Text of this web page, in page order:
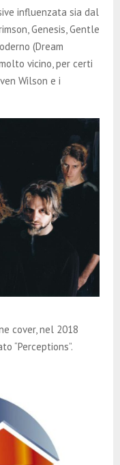
influenzata sia dal
Genesis, Gentle
(Dream
vicino, per certi
Wilson e i
cover, nel 2018
“Perceptions”.